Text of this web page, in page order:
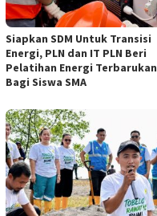
Siapkan SDM Untuk Transisi
Energi, PLN dan IT PLN Beri
Pelatihan Energi Terbarukan
Bagi Siswa SMA